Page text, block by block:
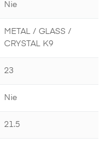
Nie
METAL / GLASS /
CRYSTAL K9
23
Nie
21.5